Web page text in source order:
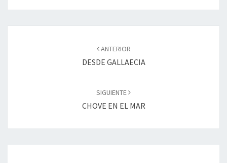
ANTERIOR
DESDE GALLAECIA
SIGUIENTE
CHOVE EN EL MAR